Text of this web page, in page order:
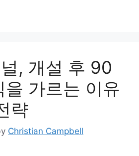
, 개설 후 90
을 가르는 이유
략
Christian Campbell